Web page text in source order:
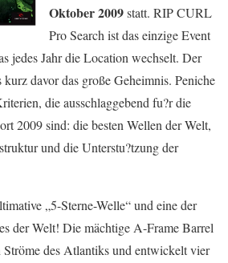
Oktober 2009statt. RIP CURL
Pro Search ist das einzige Event
jedes Jahr die Location wechselt. Der
davor das große Geheimnis. Peniche
die ausschlaggebend fu?r die
2009 sind: die besten Wellen der Welt,
und die Unterstu?tzung der
„5-Sterne-Welle“ und eine der
der Welt! Die mächtige A-Frame Barrel
Ströme des Atlantiks und entwickelt vier